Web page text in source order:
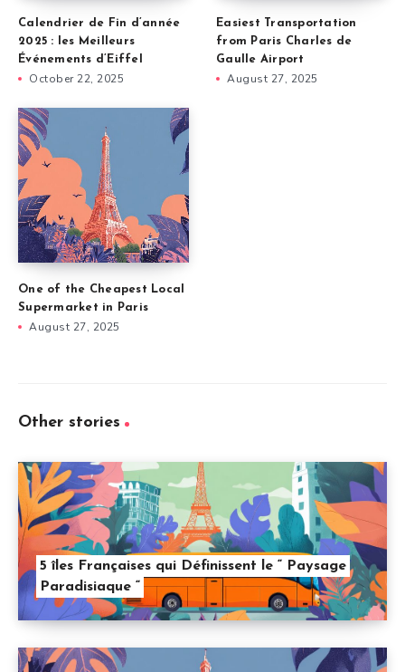
Calendrier de Fin d’année
2025 : les Meilleurs
Événements d’Eiffel
October 22, 2025
Easiest Transportation
from Paris Charles de
Gaulle Airport
August 27, 2025
One of the Cheapest Local
Supermarket in Paris
August 27, 2025
Other stories
5 îles Françaises qui Définissent le “ Paysage
Paradisiaque “